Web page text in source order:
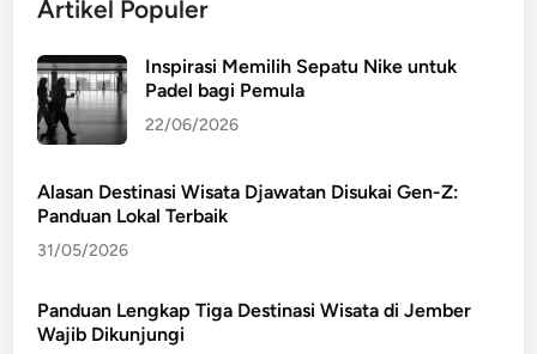
Artikel Populer
Inspirasi Memilih Sepatu Nike untuk
Padel bagi Pemula
22/06/2026
Alasan Destinasi Wisata Djawatan Disukai Gen-Z:
Panduan Lokal Terbaik
31/05/2026
Panduan Lengkap Tiga Destinasi Wisata di Jember
Wajib Dikunjungi